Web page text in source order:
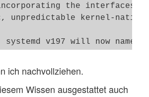
the
unpredictable kernel-
systemd v197 will now
ich nachvollziehen.
Wissen ausgestattet auch